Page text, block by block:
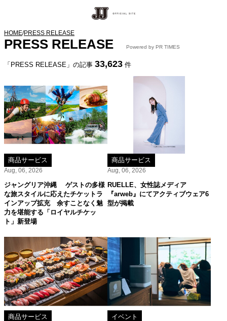
HOME/PRESS RELEASE
PRESS RELEASE Powered by PR TIMES
「PRESS RELEASE」の記事 33,623 件
商品サービス
Aug, 06, 2026
ジャングリア沖縄 ゲストの多様
な旅スタイルに応えたチケットラ
インアップ拡充 余すことなく魅
力を堪能する「ロイヤルチケッ
ト」新登場
商品サービス
Aug, 06, 2026
RUELLE、女性誌メディア
『arweb』にてアクティブウェア6
型が掲載
商品サービス イベント